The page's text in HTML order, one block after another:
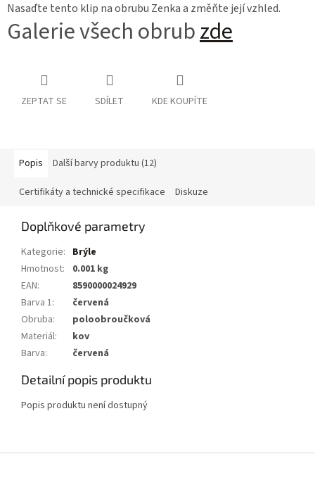
Nasaďte tento klip na obrubu Zenka a změňte její vzhled.
Galerie všech obrubzde
ZEPTAT SE SDÍLET KDE KOUPÍTE
Popis Další barvy produktu (12)
Certifikáty a technické specifikace Diskuze
Doplňkové parametry
Kategorie: Brýle
Hmotnost:
0.001 kg
EAN:
8590000024929
Barva 1:
červená
Obruba:
poloobroučková
Materiál:
kov
Barva: červená
Detailní popis produktu
Popis produktu není dostupný